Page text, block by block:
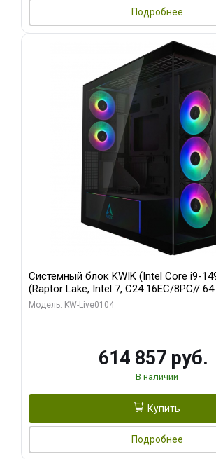
Подробнее
Системный блок KWIK (Intel Core i9-
(Raptor Lake, Intel 7, C24 16EC/8PC//
модуля)/ Afox RTX4090 24GB GDDR6X
Модель: KW-Live0104
614 857 руб.
В наличии
Купить
Подробнее